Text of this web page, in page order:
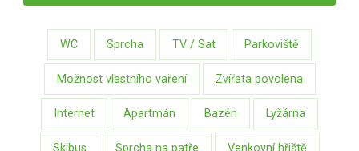
WC Sprcha TV / Sat Parkoviště
Možnost vlastního vaření Zvířata povolena
Internet Apartmán Bazén Lyžárna
Skibus Sprcha na patře Venkovní hřiště